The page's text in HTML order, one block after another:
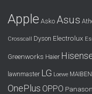
Apple Asko Asus
Crosscall Dyson Electrolux
Greenworks Haier
lawnmaster LG Loewe
OnePlus OPPO